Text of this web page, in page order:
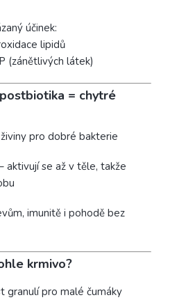
účinek:
lipidů
(zánětlivých látek)
= chytré
pro dobré bakterie
aktivují se až v těle, takže
imunitě i pohodě bez
krmivo?
pro malé čumáky